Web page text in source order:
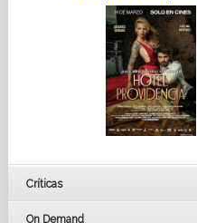
Críticas
On Demand